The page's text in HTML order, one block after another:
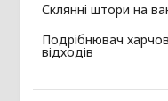
Склянні штори на
Подрібнювач
відходів